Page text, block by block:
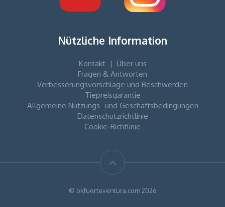
Nützliche Information
Kontakt | Über uns
Fragen & Antworten
Verbesserungsvorschläge und Beschwerden
Tiepreisgarantie
Allgemeine Nutzungs- und Geschäftsbedingungen
Datenschutzrichtlinie
Cookie-Richtlinie
© okfuerteventura.com 2026